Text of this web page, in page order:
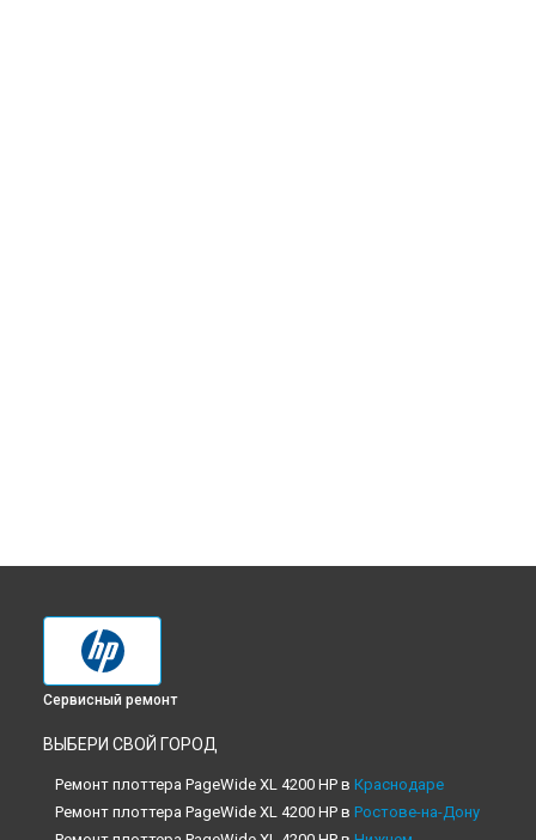
Сервисный ремонт
ВЫБЕРИ СВОЙ ГОРОД
Ремонт плоттера PageWide XL 4200 HP в Краснодаре
Ремонт плоттера PageWide XL 4200 HP в Ростове-на-Дону